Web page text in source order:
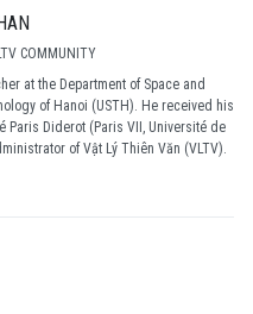
COMMUNITY
at the Department of Space and
of Hanoi (USTH). He received his
Paris Diderot (Paris VII, Université de
of Vật Lý Thiên Văn (VLTV).